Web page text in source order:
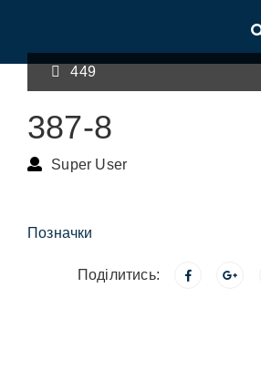
449
387-8
Super User
Позначки
Поділитись: